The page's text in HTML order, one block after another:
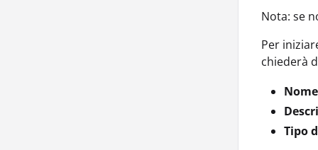
Nota: se
Per
chiederà
Nome
Tipo